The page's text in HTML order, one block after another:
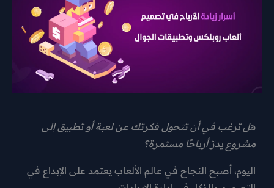
هل ترغب في أن تتحول فكرتك عن لعبة أو تطبيق إلى
مشروع يدرّ أرباحًا مستمرة؟
اليوم، أصبح النجاح في عالم الألعاب يعتمد على الإبداع في